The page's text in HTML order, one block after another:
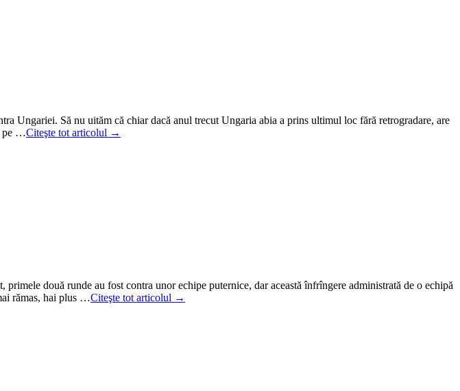
Ungariei. Să nu uităm că chiar dacă anul trecut Ungaria abia a prins ultimul loc fără retrogradare, are
pe …Citeşte tot articolul →
două runde au fost contra unor echipe puternice, dar această înfrîngere administrată de o echipă
rămas, hai plus …Citeşte tot articolul →